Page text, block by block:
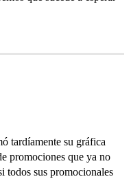
tardíamente su gráfica
promociones que ya no
todos sus promocionales